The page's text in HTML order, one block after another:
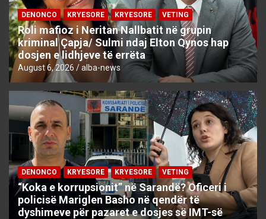
DENONCO KRYESORE KRYESORE VETING
Roli mafioz i Neritan Nallbatit në grupin
kriminal Çapja/ Sulmi ndaj Elton Qynos hap
dosjen e lidhjeve të errëta
August 6, 2026 alba-news
DENONCO KRYESORE KRYESORE VETING
“Koka e korrupsionit” në Sarandë? Oficeri i
policisë Mariglen Basho në qendër të
dyshimeve për pazaret e dosjes së IMT-së